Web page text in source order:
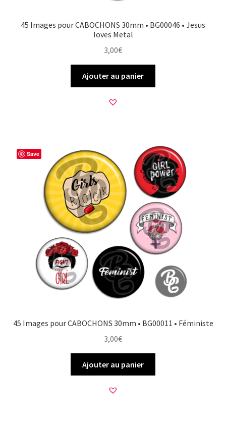
45 Images pour CABOCHONS 30mm • BG00046 • Jesus
loves Metal
3,00€
Ajouter au panier
Save
45 Images pour CABOCHONS 30mm • BG00011 • Féministe
3,00€
Ajouter au panier